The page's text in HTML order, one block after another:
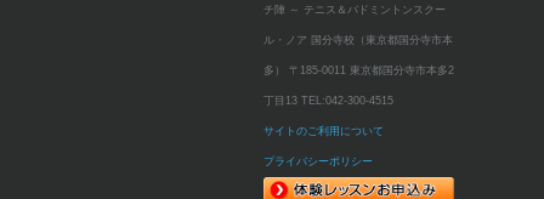
チ陣 ～ テニス＆バドミントンスクー
ル・ノア 国分寺校（東京都国分寺市本
多） 〒185-0011 東京都国分寺市本多2
丁目13 TEL:042-300-4515
サイトのご利用について
プライバシーポリシー